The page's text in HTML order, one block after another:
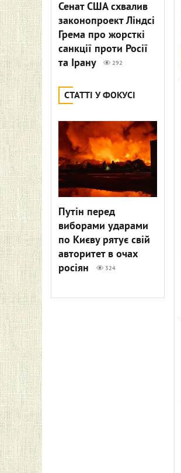
Сенат США схвалив
законопроект Ліндсі
Грема про жорсткі
санкції проти Росії
та Ірану
292
СТАТТІ У ФОКУСІ
Путін перед
виборами ударами
по Києву рятує свій
авторитет в очах
росіян
324